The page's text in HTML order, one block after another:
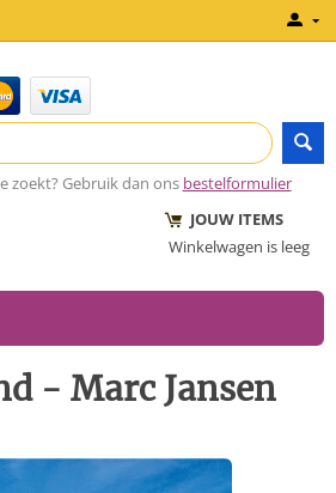
zoekt? Gebruik dan ons bestelformulier
JOUW ITEMS
Winkelwagen is leeg
- Marc Jansen